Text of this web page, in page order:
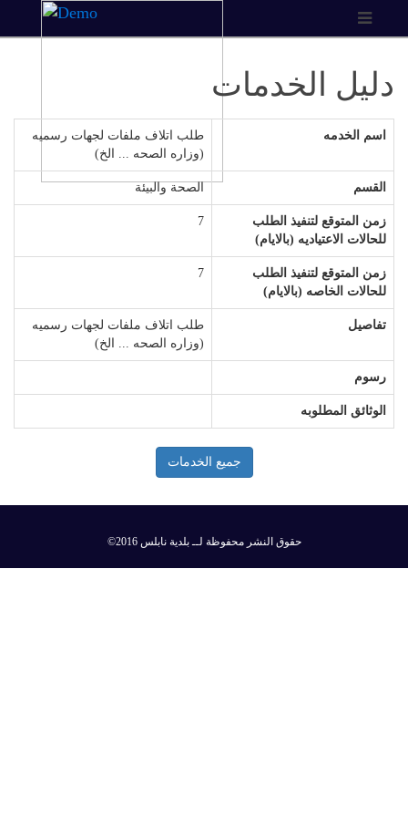
دليل الخدمات
اسم الخدمه
طلب اتلاف ملفات لجهات رسميه
(وزاره الصحه ... الخ)
القسم الصحة والبيئة
زمن المتوقع لتنفيذ الطلب
للحالات الاعتياديه (بالايام)
7
زمن المتوقع لتنفيذ الطلب
للحالات الخاصه (بالايام)
7
تفاصيل
طلب اتلاف ملفات لجهات رسميه
(وزاره الصحه ... الخ)
رسوم
الوثائق المطلوبه
جميع الخدمات
©2016 حقوق النشر محفوظة لــ بلدية نابلس